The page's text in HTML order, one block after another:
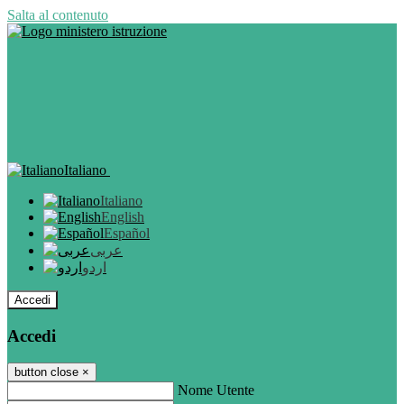
Salta al contenuto
Italiano
Italiano
English
Español
عربى
اردو
Accedi
Accedi
button close ×
Nome Utente